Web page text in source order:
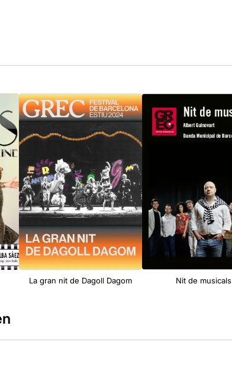
La gran nit de Dagoll Dagom Nit de musicals